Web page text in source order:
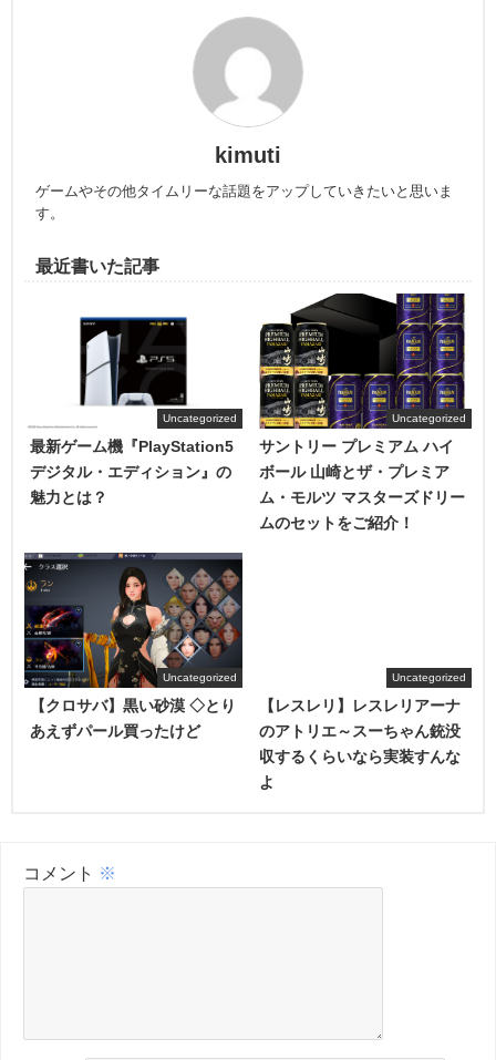
kimuti
ゲームやその他タイムリーな話題をアップしていきたいと思いま
す。
最近書いた記事
Uncategorized
最新ゲーム機『PlayStation5
デジタル・エディション』の
魅力とは？
Uncategorized
サントリー プレミアム ハイ
ボール 山崎とザ・プレミア
ム・モルツ マスターズドリー
ムのセットをご紹介！
Uncategorized
【クロサバ】黒い砂漠 ◇とり
あえずパール買ったけど
Uncategorized
【レスレリ】レスレリアーナ
のアトリエ～スーちゃん銃没
収するくらいなら実装すんな
よ
コメント ※